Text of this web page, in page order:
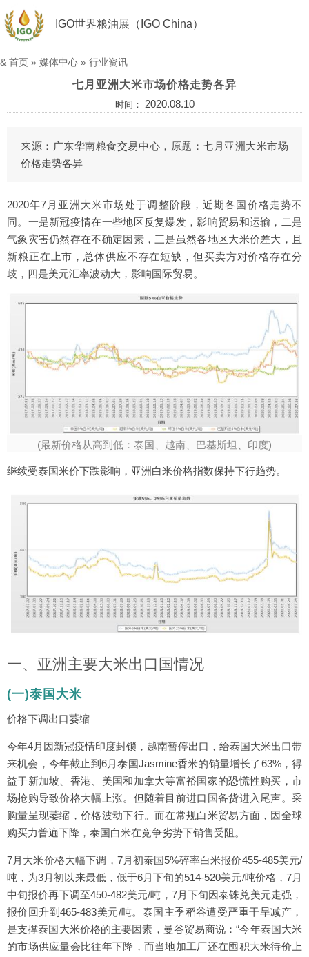
IGO世界粮油展（IGO China）
& 首页 » 媒体中心 » 行业资讯
七月亚洲大米市场价格走势各异
时间： 2020.08.10
来源：广东华南粮食交易中心，原题：七月亚洲大米市场
价格走势各异
2020年7月亚洲大米市场处于调整阶段，近期各国价格走势不
同。一是新冠疫情在一些地区反复爆发，影响贸易和运输，二是
气象灾害仍然存在不确定因素，三是虽然各地区大米价差大，且
新粮正在上市，总体供应不存在短缺，但买卖方对价格存在分
歧，四是美元汇率波动大，影响国际贸易。
(最新价格从高到低：泰国、越南、巴基斯坦、印度)
继续受泰国米价下跌影响，亚洲白米价格指数保持下行趋势。
一、亚洲主要大米出口国情况
(一)泰国大米
价格下调出口萎缩
今年4月因新冠疫情印度封锁，越南暂停出口，给泰国大米出口带
来机会，今年截止到6月泰国Jasmine香米的销量增长了63%，得
益于新加坡、香港、美国和加拿大等富裕国家的恐慌性购买，市
场抢购导致价格大幅上涨。但随着目前进口国备货进入尾声。采
购量呈现萎缩，价格波动下行。而在常规白米贸易方面，因全球
购买力普遍下降，泰国白米在竞争劣势下销售受阻。
7月大米价格大幅下调，7月初泰国5%碎率白米报价455-485美元/
吨，为3月初以来最低，低于6月下旬的514-520美元/吨价格，7月
中旬报价再下调至450-482美元/吨，7月下旬因泰铢兑美元走强，
报价回升到465-483美元/吨。泰国主季稻谷遭受严重干旱减产，
是支撑泰国大米价格的主要因素，曼谷贸易商说：“今年泰国大米
的市场供应量会比往年下降，而当地加工厂还在囤积大米待价上